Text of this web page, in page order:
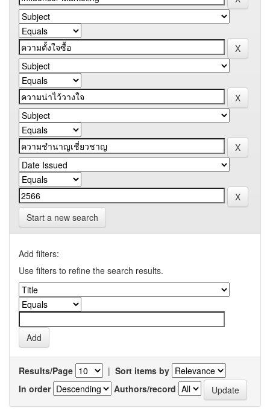
Start a new search
Add filters:
Use filters to refine the search results.
Results/Page | Sort items by
In order
Authors/record